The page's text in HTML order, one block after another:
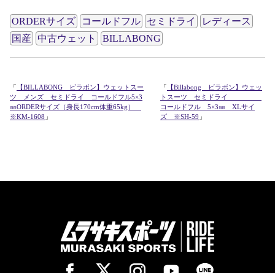
ORDERサイズ コールドフル セミドライ
レディース
国産 中古ウェット BILLABONG
「 【BILLABONG ビラボン】ウェットスー
ツ メンズ セミドライ コールドフル5×3
㎜ORDERサイズ（身長170cm体重65kg）
※KM-1608 」
「 【Billabong ビラボン】ウェッ
トスーツ セミドライ
コールドフル 5×3㎜ XLサイ
ズ ※SH-59 」